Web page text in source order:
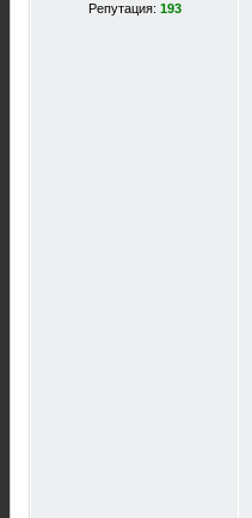
Репутация: 193